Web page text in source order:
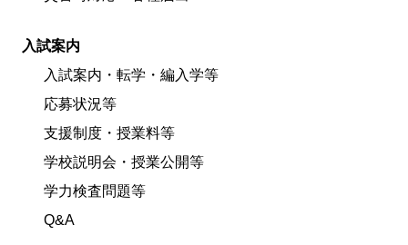
入試案内
入試案内・転学・編入学等
応募状況等
支援制度・授業料等
学校説明会・授業公開等
学力検査問題等
Q&A